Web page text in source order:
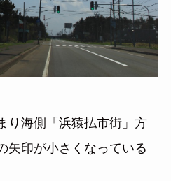
り海側「浜猿払市街」方
矢印が小さくなっている